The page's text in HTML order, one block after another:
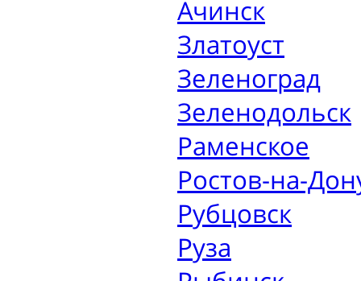
Ачинск
Златоуст
Зеленоград
Зеленодольск
Раменское
Ростов-на-
Рубцовск
Руза